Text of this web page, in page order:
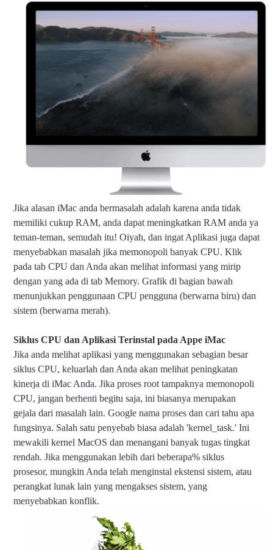
Jika alasan iMac anda bermasalah adalah karena anda tidak
memiliki cukup RAM, anda dapat meningkatkan RAM anda ya
teman-teman, semudah itu! Oiyah, dan ingat Aplikasi juga dapat
menyebabkan masalah jika memonopoli banyak CPU. Klik
pada tab CPU dan Anda akan melihat informasi yang mirip
dengan yang ada di tab Memory. Grafik di bagian bawah
menunjukkan penggunaan CPU pengguna (berwarna biru) dan
sistem (berwarna merah).
Siklus CPU dan Aplikasi Terinstal pada Appe iMac
Jika anda melihat aplikasi yang menggunakan sebagian besar
siklus CPU, keluarlah dan Anda akan melihat peningkatan
kinerja di iMac Anda. Jika proses root tampaknya memonopoli
CPU, jangan berhenti begitu saja, ini biasanya merupakan
gejala dari masalah lain. Google nama proses dan cari tahu apa
fungsinya. Salah satu penyebab biasa adalah 'kernel_task.' Ini
mewakili kernel MacOS dan menangani banyak tugas tingkat
rendah. Jika menggunakan lebih dari beberapa% siklus
prosesor, mungkin Anda telah menginstal ekstensi sistem, atau
perangkat lunak lain yang mengakses sistem, yang
menyebabkan konflik.